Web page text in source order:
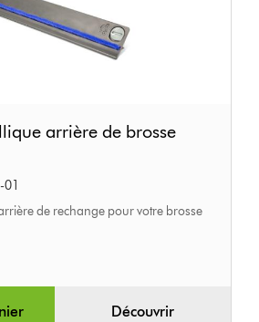
arrière de brosse
01
de rechange pour votre brosse
Découvrir